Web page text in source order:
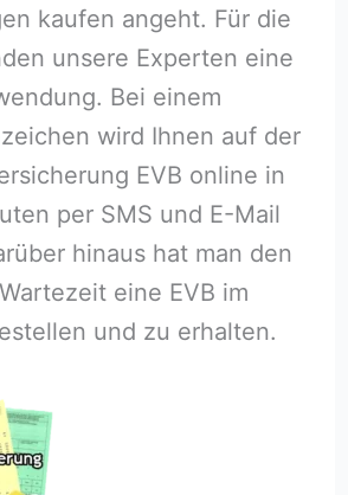
kaufen angeht. Für die
unsere Experten eine
Bei einem
wird Ihnen auf der
EVB online in
per SMS und E-Mail
hinaus hat man den
eine EVB im
und zu erhalten.